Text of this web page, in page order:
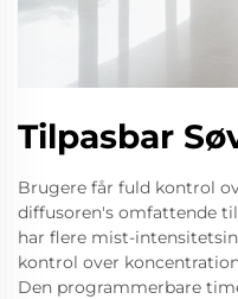
Tilpasbar
Brugere får fuld kontrol
diffusoren's omfattende
har flere mist-
kontrol over
Den programmerbare